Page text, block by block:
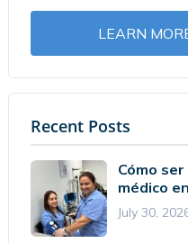
LEARN
Recent Posts
Cómo
médico
July 30,